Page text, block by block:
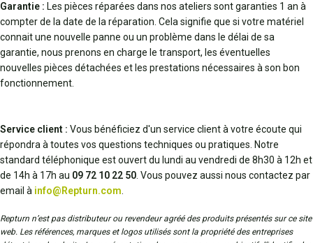
Garantie : Les pièces réparées dans nos ateliers sont garanties 1 an à
compter de la date de la réparation. Cela signifie que si votre matériel
connait une nouvelle panne ou un problème dans le délai de sa
garantie, nous prenons en charge le transport, les éventuelles
nouvelles pièces détachées et les prestations nécessaires à son bon
fonctionnement.
Service client : Vous bénéficiez d'un service client à votre écoute qui
répondra à toutes vos questions techniques ou pratiques. Notre
standard téléphonique est ouvert du lundi au vendredi de 8h30 à 12h et
de 14h à 17h au 09 72 10 22 50 . Vous pouvez aussi nous contactez par
email à info@Repturn.com
Repturn n’est pas distributeur ou revendeur agréé des produits présentés sur ce site
web. Les références, marques et logos utilisés sont la propriété des entreprises